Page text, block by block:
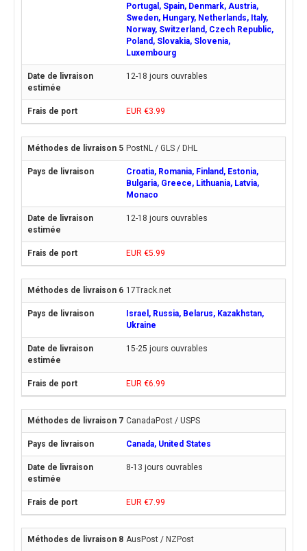
Portugal, Spain, Denmark, Austria,
Sweden, Hungary, Netherlands, Italy,
Norway, Switzerland, Czech Republic,
Poland, Slovakia, Slovenia,
Luxembourg
12-18 jours ouvrables
EUR €3.99
PostNL / GLS / DHL
Croatia, Romania, Finland, Estonia,
Bulgaria, Greece, Lithuania, Latvia,
Monaco
12-18 jours ouvrables
EUR €5.99
17Track.net
Israel, Russia, Belarus, Kazakhstan,
Ukraine
15-25 jours ouvrables
EUR €6.99
CanadaPost / USPS
Canada, United States
8-13 jours ouvrables
EUR €7.99
AusPost / NZPost